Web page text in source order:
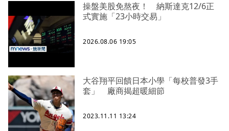
操盤美股免熬夜！ 納斯達克12/6正
式實施「23小時交易」
2026.08.06 19:05
大谷翔平回饋日本小學「每校普發3手
套」 廠商揭超暖細節
2023.11.11 13:24